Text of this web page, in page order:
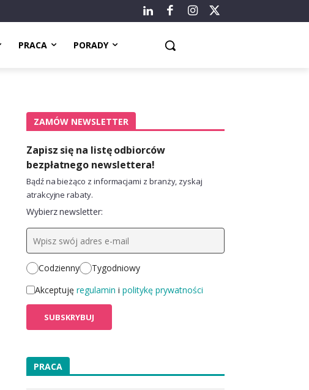
PRACA PORADY
ZAMÓW NEWSLETTER
Zapisz się na listę odbiorców
bezpłatnego newslettera!
Bądź na bieżąco z informacjami z branży, zyskaj
atrakcyjne rabaty.
Wybierz newsletter:
Codzienny
Tygodniowy
Akceptuję regulamin i politykę prywatności
PRACA